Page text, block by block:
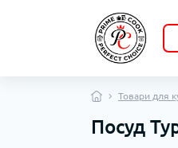
Товари для
Посуд